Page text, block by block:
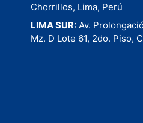
Chorrillos, Lima, Perú
LIMA SUR: Av.
Mz. D Lote 61, 2do. Piso,